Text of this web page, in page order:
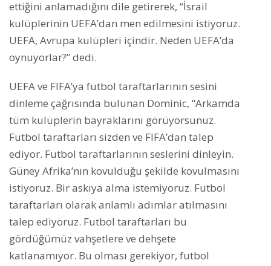
ettiğini anlamadığını dile getirerek, “İsrail
kulüplerinin UEFA’dan men edilmesini istiyoruz.
UEFA, Avrupa kulüpleri içindir. Neden UEFA’da
oynuyorlar?” dedi.
UEFA ve FIFA’ya futbol taraftarlarının sesini
dinleme çağrısında bulunan Dominic, “Arkamda
tüm kulüplerin bayraklarını görüyorsunuz.
Futbol taraftarları sizden ve FIFA’dan talep
ediyor. Futbol taraftarlarının seslerini dinleyin.
Güney Afrika’nın kovulduğu şekilde kovulmasını
istiyoruz. Bir askıya alma istemiyoruz. Futbol
taraftarları olarak anlamlı adımlar atılmasını
talep ediyoruz. Futbol taraftarları bu
gördüğümüz vahşetlere ve dehşete
katlanamıyor. Bu olması gerekiyor, futbol